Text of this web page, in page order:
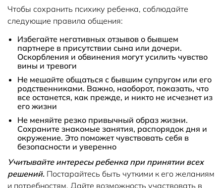
Чтобы сохранить психику ребенка, соблюдайте
следующие правила общения:
Избегайте негативных отзывов о бывшем
партнере в присутствии сына или дочери.
Оскорбления и обвинения могут усилить чувство
вины и тревоги
Не мешайте общаться с бывшим супругом или его
родственниками. Важно, наоборот, показать, что
все останется, как прежде, и никто не исчезнет из
его жизни
Не меняйте резко привычный образ жизни.
Сохраните знакомые занятия, распорядок дня и
окружение. Это поможет чувствовать себя в
безопасности и уверенно
Учитывайте интересы ребенка при принятии всех
решений. Постарайтесь быть чуткими к его желаниям
и потребностям. Дайте возможность участвовать в